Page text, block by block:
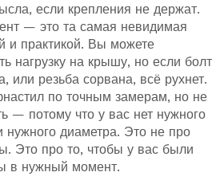
если крепления не держат.
— это та самая невидимая
и практикой. Вы можете
нагрузку на крышу, но если болт
или резьба сорвана, всё рухнет.
по точным замерам, но не
— потому что у вас нет нужного
нужного диаметра. Это не про
Это про то, чтобы у вас были
в нужный момент.